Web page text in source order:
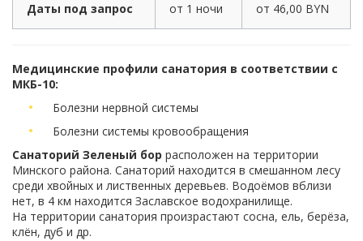
Даты под запрос от 1 ночи от 46,00 BYN
Медицинские профили санатория в соответствии с
МКБ-10:
Болезни нервной системы
Болезни системы кровообращения
Санаторий Зеленый бор расположен на территории
Минского района. Санаторий находится в смешанном лесу
среди хвойных и лиственных деревьев. Водоёмов вблизи
нет, в 4 км находится Заславское водохранилище.
На территории санатория произрастают сосна, ель, берёза,
клён, дуб и др.